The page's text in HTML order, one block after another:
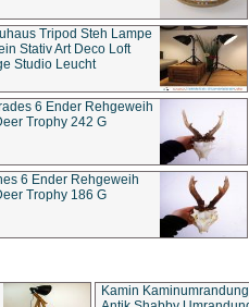
Tripod Steh Lampe
Stativ Art Deco Loft
Studio Leucht
6 Ender Rehgeweih
Trophy 242 G
6 Ender Rehgeweih
Trophy 186 G
Kamin